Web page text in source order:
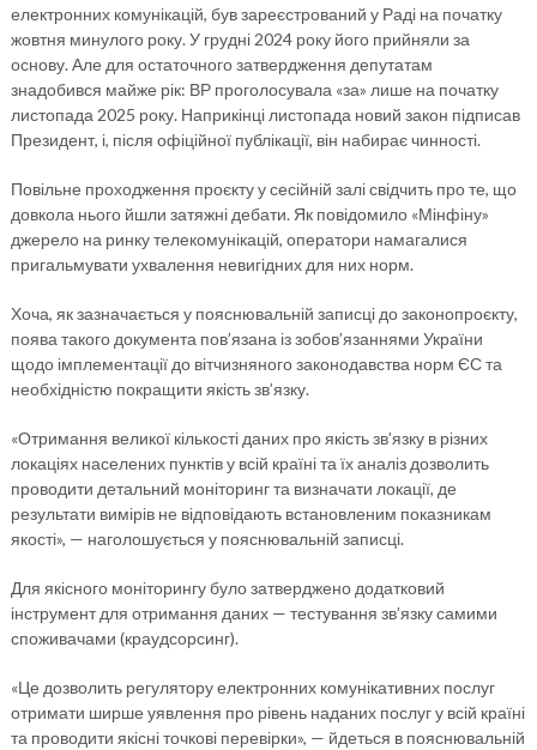
електронних комунікацій, був зареєстрований у Раді на початку
жовтня минулого року. У грудні 2024 року його прийняли за
основу. Але для остаточного затвердження депутатам
знадобився майже рік: ВР проголосувала «за» лише на початку
листопада 2025 року. Наприкінці листопада новий закон підписав
Президент, і, після офіційної публікації, він набирає чинності.
Повільне проходження проєкту у сесійній залі свідчить про те, що
довкола нього йшли затяжні дебати. Як повідомило «Мінфіну»
джерело на ринку телекомунікацій, оператори намагалися
пригальмувати ухвалення невигідних для них норм.
Хоча, як зазначається у пояснювальній записці до законопроєкту,
поява такого документа пов’язана із зобов’язаннями України
щодо імплементації до вітчизняного законодавства норм ЄС та
необхідністю покращити якість зв’язку.
«Отримання великої кількості даних про якість зв’язку в різних
локаціях населених пунктів у всій країні та їх аналіз дозволить
проводити детальний моніторинг та визначати локації, де
результати вимірів не відповідають встановленим показникам
якості», — наголошується у пояснювальній записці.
Для якісного моніторингу було затверджено додатковий
інструмент для отримання даних — тестування зв’язку самими
споживачами (краудсорсинг).
«Це дозволить регулятору електронних комунікативних послуг
отримати ширше уявлення про рівень наданих послуг у всій країні
та проводити якісні точкові перевірки», — йдеться в пояснювальній